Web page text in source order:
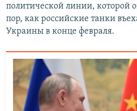
политической линии, которой
пор, как российские танки
Украины в конце февраля.